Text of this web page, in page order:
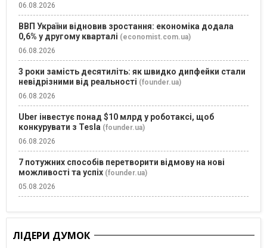
06.08.2026
ВВП України відновив зростання: економіка додала
0,6% у другому кварталі (economist.com.ua)
06.08.2026
3 роки замість десятиліть: як швидко дипфейки стали
невідрізними від реальності (founder.ua)
06.08.2026
Uber інвестує понад $10 млрд у роботаксі, щоб
конкурувати з Tesla (founder.ua)
06.08.2026
7 потужних способів перетворити відмову на нові
можливості та успіх (founder.ua)
05.08.2026
ЛІДЕРИ ДУМОК